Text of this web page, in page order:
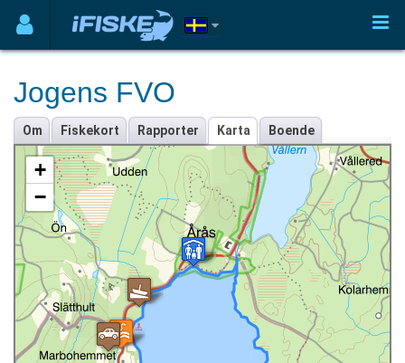
Jogens FVO
Om Fiskekort Rapporter Karta Boende
+
−